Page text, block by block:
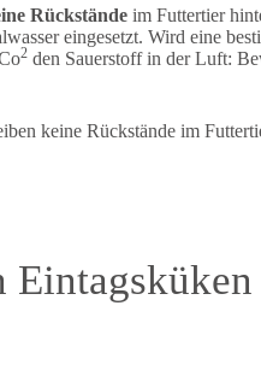
Rückstände im Futtertier
eingesetzt. Wird eine
2 den Sauerstoff in der Luft:
keine Rückstände im
Eintagsküken